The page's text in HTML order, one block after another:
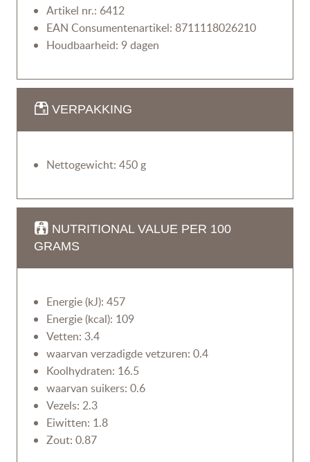
Artikel nr.: 6412
EAN Consumentenartikel: 8711118026210
Houdbaarheid: 9 dagen
VERPAKKING
Nettogewicht: 450 g
NUTRITIONAL VALUE PER 100
GRAMS
Energie (kJ): 457
Energie (kcal): 109
Vetten: 3.4
waarvan verzadigde vetzuren: 0.4
Koolhydraten: 16.5
waarvan suikers: 0.6
Vezels: 2.3
Eiwitten: 1.8
Zout: 0.87